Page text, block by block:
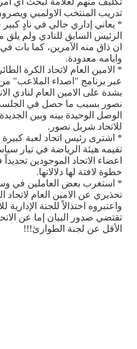
تدريب المنتخب الاولمبي
* يعاني إداري حالي في نادٍ كبير
الرئيس السابق للنادي ولم يلق
ان ذاق منه الآمرين، كما بات في
وايامه معدودة.
* الامين العام لاتحاد الكرة
عبر برنامج "اصداء الملاعب"
بشدة على الامين العام لنادي
نصور بسبب ما حصل في الجلسة
الوصل الوحيدة بينه وبين
للاتحاد شربل نصور.
تقيمه هيئة الرياضة في تيار
اعضاء الاتحاد الموجودين
خطوة لافتة لها دلالاتها.
* استغرب بعض العاملين في
تحذيري عن الامين العام لاتحاد
واعتبروه اختذالاً للجنة
تقتضي صدور البيان إما عن
الأقل عن لجنة الطوارئ!!!